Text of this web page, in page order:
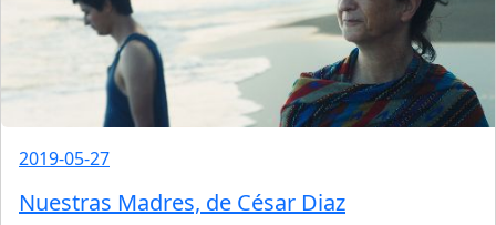
2019-05-27
Nuestras Madres, de César Diaz